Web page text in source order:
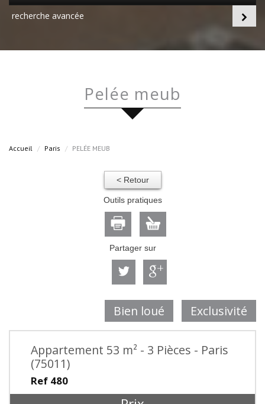
recherche avancée
pelée meub
Accueil Paris PELÉE MEUB
< Retour
Outils pratiques
Partager sur
Bien loué Exclusivité
Appartement 53 m² - 3 Pièces - Paris
(75011)
Ref 480